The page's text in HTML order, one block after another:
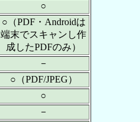
○
○（PDF・Androidは
端末でスキャンし作
成したPDFのみ）
－
○（PDF/JPEG）
○
－